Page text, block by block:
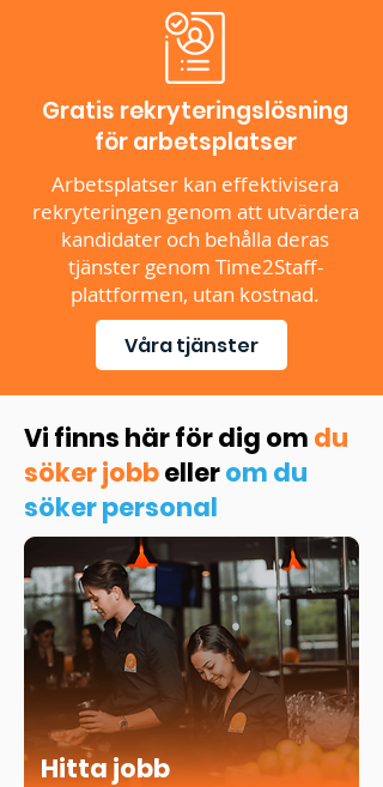
Gratis rekryteringslösning
för arbetsplatser
Arbetsplatser kan effektivisera
rekryteringen genom att utvärdera
kandidater och behålla deras
tjänster genom Time2Staff-
plattformen, utan kostnad.
Våra tjänster
Vi finns här för dig om du
söker jobbellerom du
söker personal
Hitta jobb